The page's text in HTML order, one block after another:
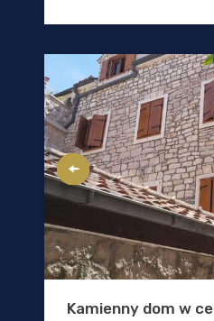
Kamienny dom w